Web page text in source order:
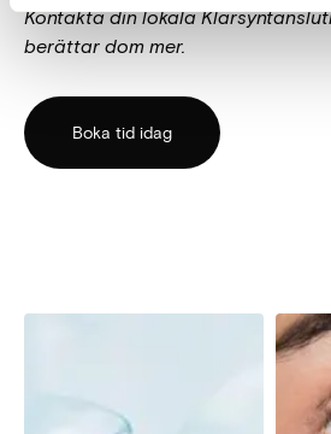
Kontakta din lokala
berättar dom mer.
Boka tid idag